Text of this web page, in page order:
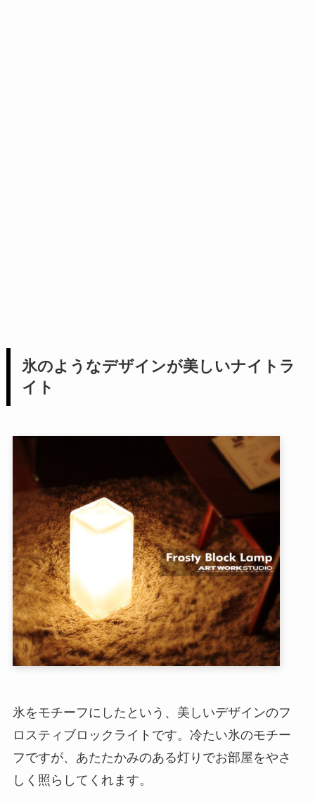
氷のようなデザインが美しいナイトラ
イト
氷をモチーフにしたという、美しいデザインのフ
ロスティブロックライトです。冷たい氷のモチー
フですが、あたたかみのある灯りでお部屋をやさ
しく照らしてくれます。